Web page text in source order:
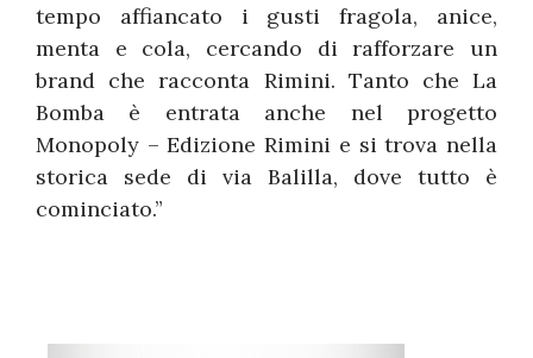
tempo affiancato i gusti fragola, anice,
menta e cola, cercando di rafforzare un
brand che racconta Rimini. Tanto che La
Bomba è entrata anche nel progetto
Monopoly – Edizione Rimini e si trova nella
storica sede di via Balilla, dove tutto è
cominciato.”